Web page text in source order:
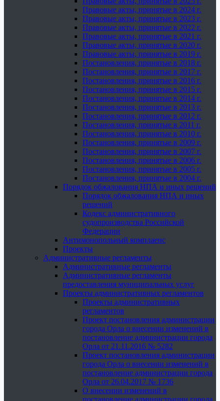
Правовые акты, принятые в 2024 г.
Правовые акты, принятые в 2023 г.
Правовые акты, принятые в 2022 г.
Правовые акты, принятые в 2021 г.
Правовые акты, принятые в 2020 г.
Правовые акты, принятые в 2019 г.
Постановления, принятые в 2018 г.
Постановления, принятые в 2017 г.
Постановления, принятые в 2016 г.
Постановления, принятые в 2015 г.
Постановления, принятые в 2014 г.
Постановления, принятые в 2013 г.
Постановления, принятые в 2012 г.
Постановления, принятые в 2011 г.
Постановления, принятые в 2010 г.
Постановления, принятые в 2009 г.
Постановления, принятые в 2007 г.
Постановления, принятые в 2006 г.
Постановления, принятые в 2005 г.
Постановления, принятые в 2004 г.
Порядок обжалования НПА и иных решений
Порядок обжалования НПА и иных
решений
Кодекс административного
судопроизводства Российской
Федерации
Антимонопольный комплаенс
Проекты
Административные регламенты
Административные регламенты
Административные регламенты
предоставления муниципальных услуг
Проекты административных регламентов
Проекты административных
регламентов
Проект постановления администрации
города Орла о внесении изменений в
постановление администрации города
Орла от 21.11.2016 № 5282
Проект постановления администрации
города Орла о внесении изменений в
постановление администрации города
Орла от 26.04.2017 № 1736
О внесении изменений в
постановление администрации города